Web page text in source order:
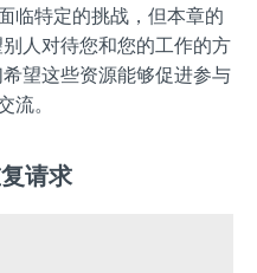
临特定的挑战，但本章的
人对待您和您的工作的方
望这些资源能够促进参与
流。
请求